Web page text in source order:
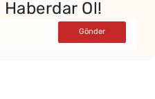
Ol!